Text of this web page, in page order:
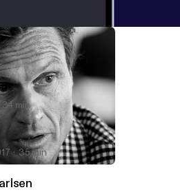
Strawberrypodden
34 min
35 min